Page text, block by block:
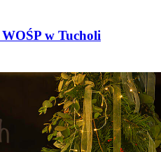
WOŚP w Tucholi